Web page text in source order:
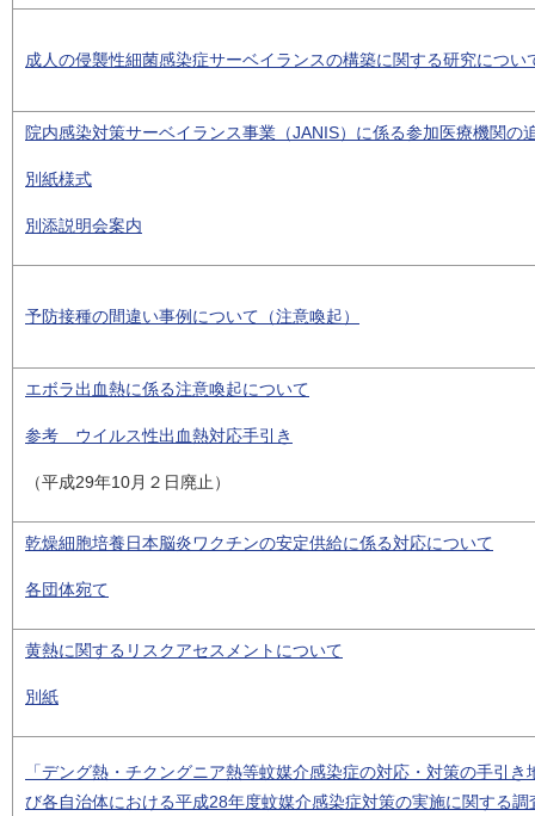
成人の侵襲性細菌感染症サーベイランスの構築に関する研究につい
院内感染対策サーベイランス事業（JANIS）に係る参加医療機関の
別紙様式
別添説明会案内
予防接種の間違い事例について（注意喚起）
エボラ出血熱に係る注意喚起について
参考 ウイルス性出血熱対応手引き
（平成29年10月２日廃止）
乾燥細胞培養日本脳炎ワクチンの安定供給に係る対応について
各団体宛て
黄熱に関するリスクアセスメントについて
別紙
「デング熱・チクングニア熱等蚊媒介感染症の対応・対策の手引
び各自治体における平成28年度蚊媒介感染症対策の実施に関する調